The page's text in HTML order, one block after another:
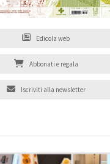
Edicola web
Abbonati e regala
Iscriviti alla newsletter